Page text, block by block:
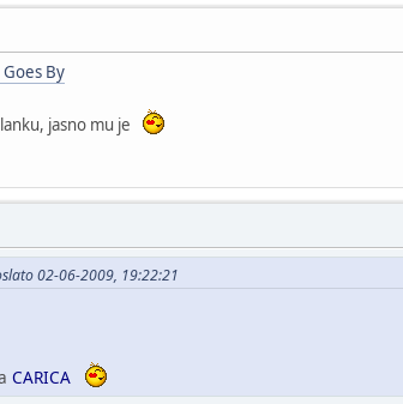
By
jasno mu je
02-06-2009, 19:22:21
CARICA